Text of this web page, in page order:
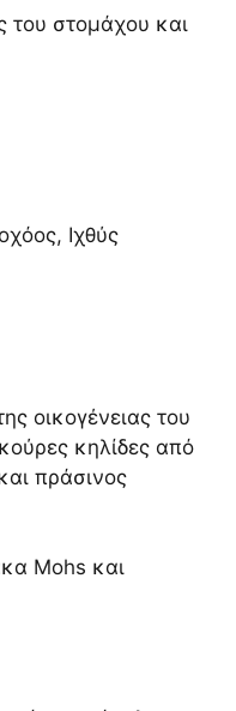
του στομάχου και
Ιχθύς
οικογένειας του
κηλίδες από
πράσινος
Mohs και